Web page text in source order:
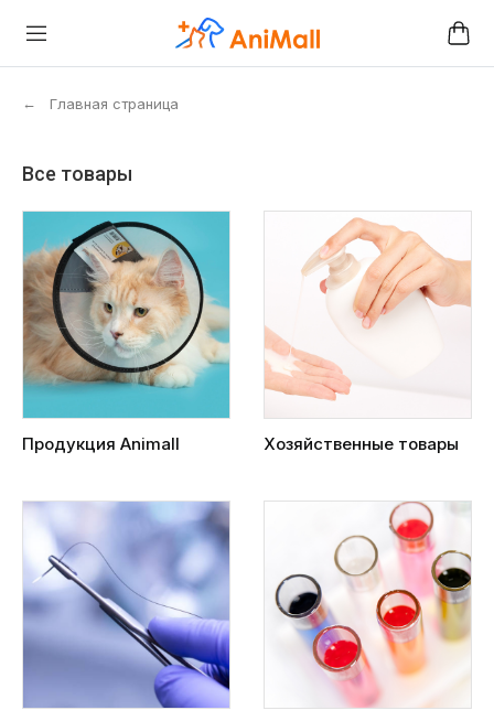
← Главная страница
Все товары
Продукция Animall Хозяйственные товары